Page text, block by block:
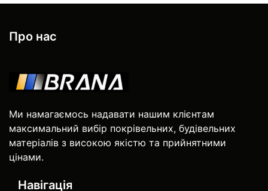
Про нас
Ми намагаємось надавати нашим клієнтам
максимальний вибір покрівельних, будівельних
матеріалів з високою якістю та прийнятними
цінами.
Навігація